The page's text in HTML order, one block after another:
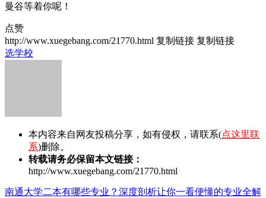
曼谷等着你呢！
点赞
http://www.xuegebang.com/21770.html 复制链接 复制链接
选学校
本内容来自网友投稿分享，如有侵权，请联系(点这里联
系)删除。
转载请务必保留本文链接：
http://www.xuegebang.com/21770.html
南通大学二本有哪些专业？深度剖析让你一看便懂的专业全解